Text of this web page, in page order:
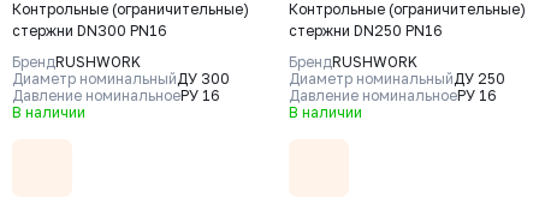
Контрольные (ограничительные)
стержни DN300 PN16
БрендRUSHWORK
Диаметр номинальныйДУ 300
Давление номинальноеРУ 16
В наличии
Контрольные (ограничительные)
стержни DN250 PN16
БрендRUSHWORK
Диаметр номинальныйДУ 250
Давление номинальноеРУ 16
В наличии